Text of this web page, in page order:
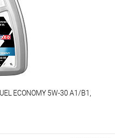
ECONOMY 5W-30 A1/B1,